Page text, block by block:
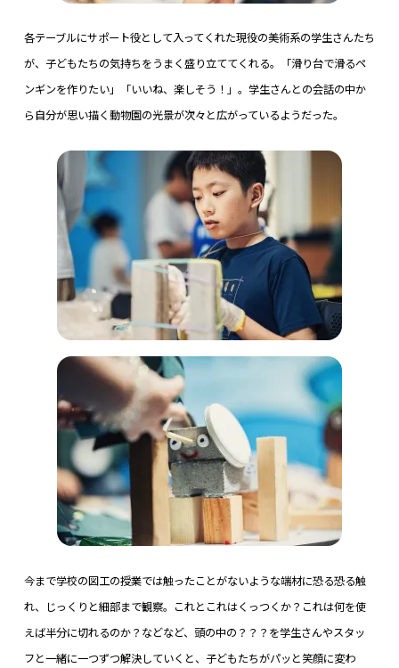
各テーブルにサポート役として入ってくれた現役の美術系の学生さんたち
が、子どもたちの気持ちをうまく盛り立ててくれる。「滑り台で滑るペ
ンギンを作りたい」「いいね、楽しそう！」。学生さんとの会話の中か
ら自分が思い描く動物園の光景が次々と広がっているようだった。
今まで学校の図工の授業では触ったことがないような端材に恐る恐る触
れ、じっくりと細部まで観察。これとこれはくっつくか？これは何を使
えば半分に切れるのか？などなど、頭の中の？？？を学生さんやスタッ
フと一緒に一つずつ解決していくと、子どもたちがパッと笑顔に変わ